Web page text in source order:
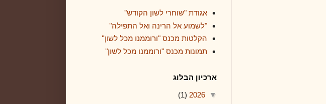
אגודת "שוחרי לשון הקודש"
"לשמוע אל הרינה ואל התפילה"
הקלטות מכנס "ורוממנו מכל לשון"
תמונות מכנס "ורוממנו מכל לשון"
ארכיון הבלוג
▼
2026
(1)